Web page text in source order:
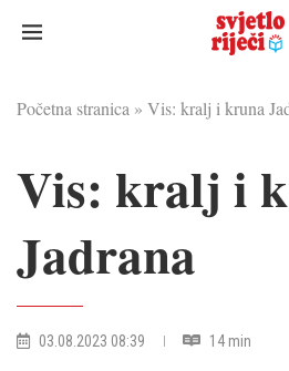
Početna stranica » Vis: kralj i kruna
Vis: kralj i
Jadrana
03.08.2023 08:39 14 min